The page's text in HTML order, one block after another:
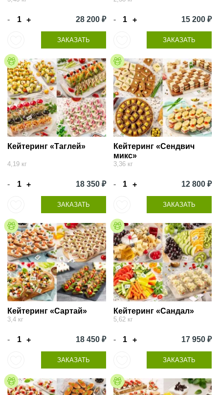
- + 28 200 ₽
ЗАКАЗАТЬ
- + 15 200 ₽
ЗАКАЗАТЬ
Кейтеринг «Таглей»
4,19 кг
- + 18 350 ₽
ЗАКАЗАТЬ
Кейтеринг «Сендвич
микс»
3,36 кг
- + 12 800 ₽
ЗАКАЗАТЬ
Кейтеринг «Сартай»
3,4 кг
- + 18 450 ₽
ЗАКАЗАТЬ
Кейтеринг «Сандал»
5,62 кг
- + 17 950 ₽
ЗАКАЗАТЬ